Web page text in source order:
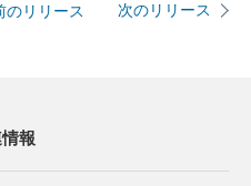
のリリース 次のリリース
報